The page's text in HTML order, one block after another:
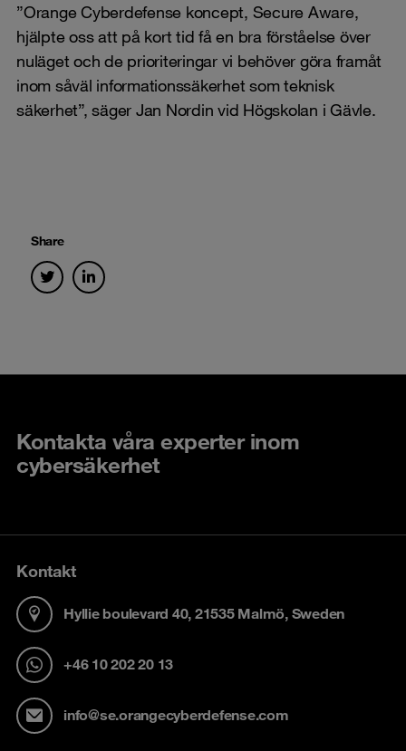
Share
”Orange Cyberdefense koncept, Secure Aware,
hjälpte oss att på kort tid få en bra förståelse över
nuläget och de prioriteringar vi behöver göra framåt
inom såväl informationssäkerhet som teknisk
säkerhet”, säger Jan Nordin vid Högskolan i Gävle.
Kontakta våra experter inom
cybersäkerhet
Kontakt
Hyllie boulevard 40, 21535 Malmö, Sweden
+46 10 202 20 13
info@se.orangecyberdefense.com